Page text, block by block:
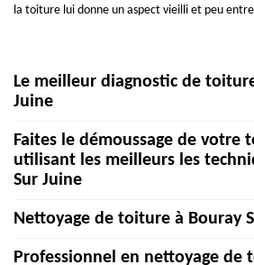
la toiture lui donne un aspect vieilli et peu
Le meilleur diagnostic de
Juine
Pour débuter les travaux de décrassage et de
d’examiner le type de votre toiture et son état
préalable, il sera ensuite plus facile de repérer
contre les végétaux parasites en toute
de votre couverture se fera avec attention
Faites le démoussage de votre
utilisant les meilleurs les
Sur Juine
Pour le nettoyage des toitures, les
au type de votre toiture et au degré de
Nettoyage de toiture à Bouray
Si votre toit est colonisé par les mousses et les
Professionnel en nettoyage de